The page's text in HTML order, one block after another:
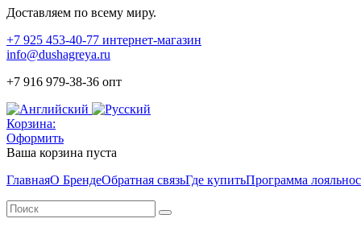
Доставляем по всему миру.
+7 925 453-40-77 интернет-магазин
info@dushagreya.ru
+7 916 979-38-36 опт
Корзина:
Оформить
Ваша корзина пуста
ГлавнаяО БрендеОбратная связьГде купитьПрограмма